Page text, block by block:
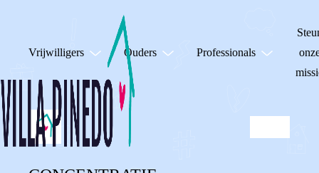
Vrijwilligers Ouders Professionals